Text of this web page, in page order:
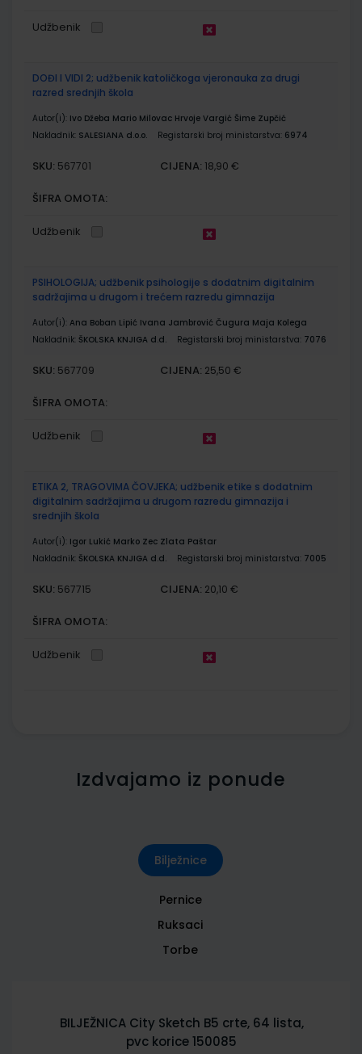
Udžbenik
DOĐI I VIDI 2; udžbenik katoličkoga vjeronauka za drugi
razred srednjih škola
Autor(i): Ivo Džeba Mario Milovac Hrvoje Vargić Šime Zupčić
Nakladnik: SALESIANA d.o.o. Registarski broj ministarstva: 6974
SKU: 567701 CIJENA: 18,90 €
ŠIFRA OMOTA:
Udžbenik
PSIHOLOGIJA; udžbenik psihologije s dodatnim digitalnim
sadržajima u drugom i trećem razredu gimnazija
Autor(i): Ana Boban Lipić Ivana Jambrović Čugura Maja Kolega
Nakladnik: ŠKOLSKA KNJIGA d.d. Registarski broj ministarstva: 7076
SKU: 567709 CIJENA: 25,50 €
ŠIFRA OMOTA:
Udžbenik
ETIKA 2, TRAGOVIMA ČOVJEKA; udžbenik etike s dodatnim
digitalnim sadržajima u drugom razredu gimnazija i
srednjih škola
Autor(i): Igor Lukić Marko Zec Zlata Paštar
Nakladnik: ŠKOLSKA KNJIGA d.d. Registarski broj ministarstva: 7005
SKU: 567715 CIJENA: 20,10 €
ŠIFRA OMOTA:
Udžbenik
Izdvajamo iz ponude
Bilježnice
Pernice
Ruksaci
Torbe
BILJEŽNICA City Sketch B5 crte, 64 lista,
pvc korice 150085